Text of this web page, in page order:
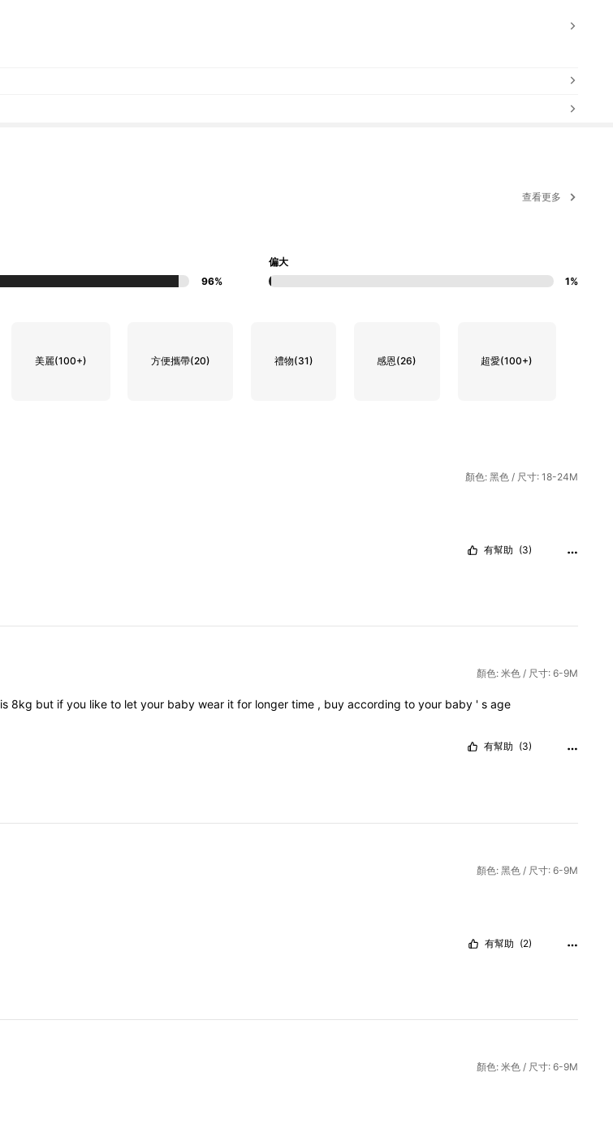
查看更多
96%
偏大
1%
美麗(100+) 方便攜帶(20) 禮物(31) 感恩(26) 超愛(100+)
顏色: 黑色 / 尺寸: 18-24M
有幫助 (3)
顏色: 米色 / 尺寸: 6-9M
is8kg but ifyou liketo letyour babywear itfor longertime , buyaccordingtoyour baby 'sage
有幫助 (3)
顏色: 黑色 / 尺寸: 6-9M
有幫助 (2)
顏色: 米色 / 尺寸: 6-9M